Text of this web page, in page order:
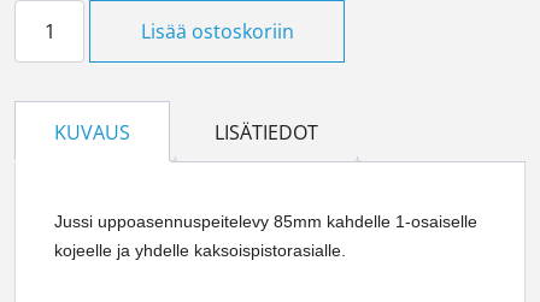
Lisää ostoskoriin
KUVAUS LISÄTIEDOT
Jussi uppoasennuspeitelevy 85mm kahdelle 1-osaiselle
kojeelle ja yhdelle kaksoispistorasialle.